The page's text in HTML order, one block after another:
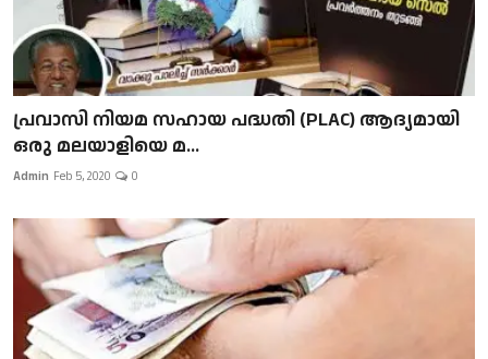
പ്രവാസി നിയമ സഹായ പദ്ധതി (PLAC) ആദ്യമായി
ഒരു മലയാളിയെ മ...
Admin Feb 5, 2020 0